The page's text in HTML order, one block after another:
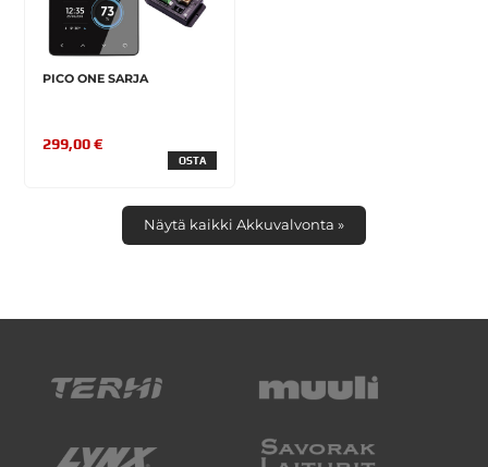
PICO ONE SARJA
299,00 €
OSTA
Näytä kaikki Akkuvalvonta »